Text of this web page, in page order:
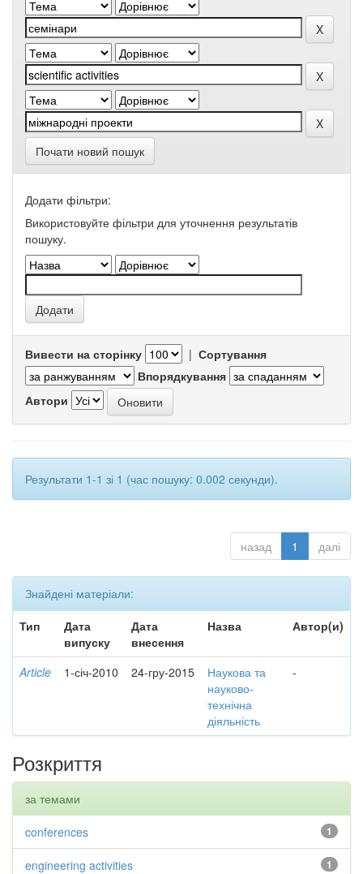
Почати новий пошук
Додати фільтри:
Використовуйте фільтри для уточнення результатів
пошуку.
Вивести на сторінку | Сортування
Впорядкування
Автори
Результати 1-1 зі 1 (час пошуку: 0.002 секунди).
назад 1 далі
Знайдені матеріали:
Тип
Дата
випуску
Дата
внесення
Назва Автор(и)
Article 1-січ-2010 24-гру-2015
Наукова та
науково-
технічна
діяльність
-
Розкриття
за темами
1
conferences
1
engineering activities